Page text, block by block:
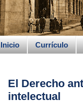
Inicio Currículo
El Derecho
intelectual